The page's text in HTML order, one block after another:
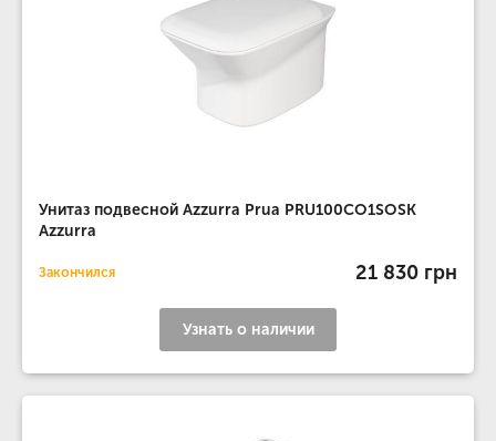
Унитаз подвесной Azzurra Prua PRU100CO1SOSK
Azzurra
Закончился 21 830 грн
Узнать о наличии